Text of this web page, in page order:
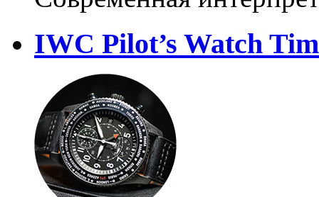
IWC Pilot’s Watch